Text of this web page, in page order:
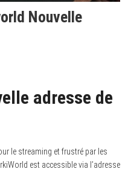
Nouvelle
adresse de
le streaming et frustré par les
est accessible via l’adresse